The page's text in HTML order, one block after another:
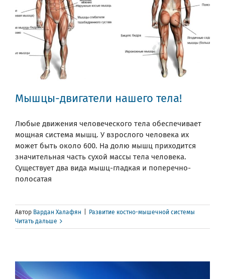
Мышцы-двигатели нашего тела!
Любые движения человеческого тела обеспечивает
мощная система мышц. У взрослого человека их
может быть около 600. На долю мышц приходится
значительная часть сухой массы тела человека.
Существует два вида мышц-гладкая и поперечно-
полосатая
Автор Вардан Халафян
Развитие костно-мышечной системы
Читать дальше